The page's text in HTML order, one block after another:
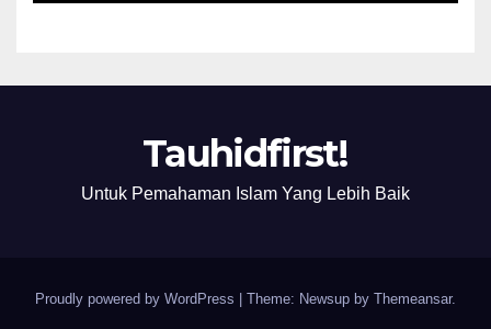
Tauhidfirst!
Untuk Pemahaman Islam Yang Lebih Baik
Proudly powered by WordPress | Theme: Newsup by Themeansar.